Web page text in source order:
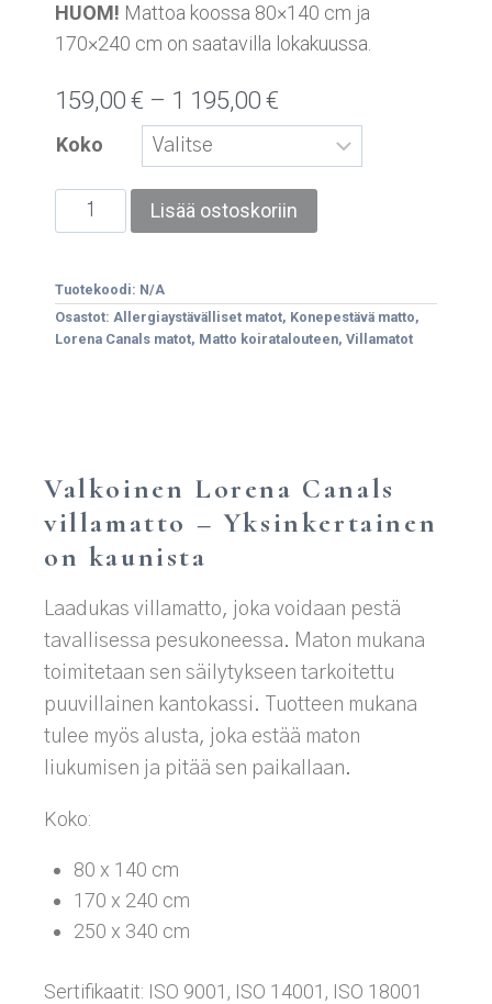
HUOM! Mattoa koossa 80×140 cm ja
170×240 cm on saatavilla lokakuussa.
159,00€ – 1 195,00€
Koko
Lisää ostoskoriin
Tuotekoodi: N/A
Osastot: Allergiaystävälliset matot, Konepestävä matto,
Lorena Canals matot, Matto koiratalouteen, Villamatot
Valkoinen Lorena Canals
villamatto – Yksinkertainen
on kaunista
Laadukas villamatto, joka voidaan pestä
tavallisessa pesukoneessa. Maton mukana
toimitetaan sen säilytykseen tarkoitettu
puuvillainen kantokassi. Tuotteen mukana
tulee myös alusta, joka estää maton
liukumisen ja pitää sen paikallaan.
Koko:
80 x 140 cm
170 x 240 cm
250 x 340 cm
Sertifikaatit: ISO 9001, ISO 14001, ISO 18001